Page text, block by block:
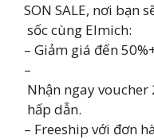
SON SALE, nơi bạn
sốc cùng Elmich:
– Giảm giá đến
–
Nhận ngay
hấp dẫn.
– Freeship với đơn